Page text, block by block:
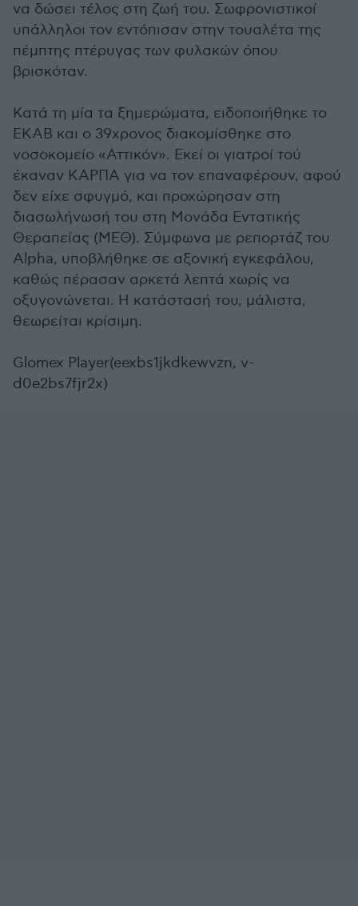
να δώσει τέλος στη ζωή του. Σωφρονιστικοί
υπάλληλοι τον εντόπισαν στην τουαλέτα της
πέμπτης πτέρυγας των φυλακών όπου
βρισκόταν.
Κατά τη μία τα ξημερώματα, ειδοποιήθηκε το
ΕΚΑΒ και ο 39χρονος διακομίσθηκε στο
νοσοκομείο «Αττικόν». Εκεί οι γιατροί τού
έκαναν ΚΑΡΠΑ για να τον επαναφέρουν, αφού
δεν είχε σφυγμό, και προχώρησαν στη
διασωλήνωσή του στη Μονάδα Εντατικής
Θεραπείας (ΜΕΘ). Σύμφωνα με ρεπορτάζ του
Alpha, υποβλήθηκε σε αξονική εγκεφάλου,
καθώς πέρασαν αρκετά λεπτά χωρίς να
οξυγονώνεται. Η κατάστασή του, μάλιστα,
θεωρείται κρίσιμη.
Glomex Player(eexbs1jkdkewvzn, v-
d0e2bs7fjr2x)